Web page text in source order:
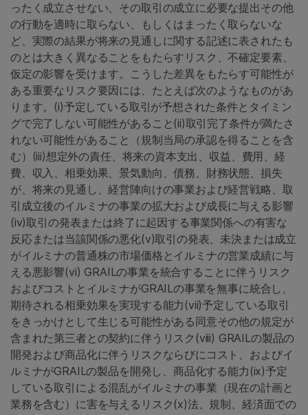
ったく成立させない、その取引の成立に必要な提出その他
の行動を適時に取らない、もしくはまったく取らないな
ど、実際の結果が将来の見通しに関する記述に表されたも
のとは大きく異なることをもたらすリスク、不確定要素、
仮定の影響を受けます。こうした差異をもたらす可能性が
ある重要なリスク要因には、たとえば次のようなものがあ
ります。(i)予定している取引が予想された条件とタイミン
グで完了しない可能性があること(ii)取引完了条件が満たさ
れない可能性があること（規制当局の承認を得ることを含
む）(iii)想定外の責任、将来の資本支出、収益、費用、経
費、収入、相乗効果、景気動向、債務、財務状態、損失
が、将来の見通し、経営陣向けの事業および経営戦略、取
引成立後のイルミナの事業の拡大および成長に与える影響
(iv)取引の発表または終了に起因する事業関係への有害な
反応または当該関係の悪化(v)取引の発表、未決または成立
がイルミナの普通株の市場価格とイルミナの営業成績に与
える悪影響(vi) GRAILの事業を統合することに伴うリスク
およびコストとイルミナがGRAILの事業を無事に統合し、
期待される相乗効果を実現する能力(vii)予定している取引
をきっかけとして生じる可能性がある同意その他の規定が
含まれた第三者との契約に伴うリスク(viii) GRAILの製品の
開発および商品化に伴うリスクならびにコスト、およびイ
ルミナがGRAILの製品を開発し、商品化する能力(ix)予定
している取引による混乱がイルミナの事業（現在の計画と
業務を含む）に害を与えるリスク(x)法、規制、経済面での